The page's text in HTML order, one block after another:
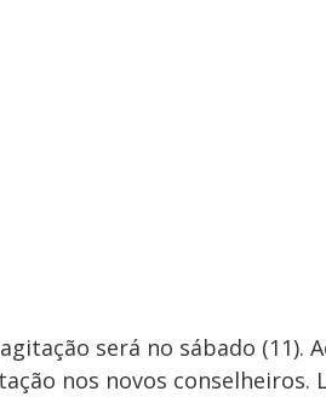
será no sábado (11).
nos novos